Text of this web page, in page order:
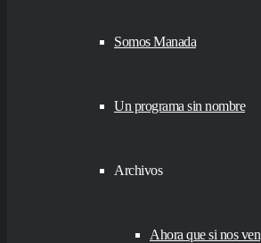
Somos Manada
Un programa sin nombre
Archivos
Ahora que si nos ven